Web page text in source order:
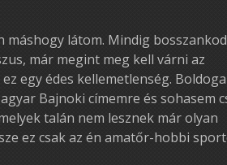
máshogy látom. Mindig
már megint meg kell várni az
egy édes kellemetlenség.
Bajnoki címemre és sohasem
talán nem lesznek már olyan
ez csak az én amatőr-hobbi